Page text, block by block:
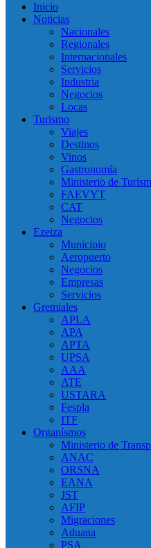
Inicio
Noticias
Nacionales
Regionales
Internacionales
Servicios
Industria
Negocios
Locas
Turismo
Viajes
Destinos
Vinos
Gastronomía
Ministerio de
FAEVYT
CAT
Negocios
Ezeiza
Municipio
Aeropuerto
Negocios
Empresas
Servicios
Gremiales
APLA
APA
APTA
UPSA
AAA
ATE
USTARA
Fespla
ITF
Organísmos
Ministerio de
ANAC
ORSNA
EANA
JST
AFIP
Migraciones
Aduana
PSA